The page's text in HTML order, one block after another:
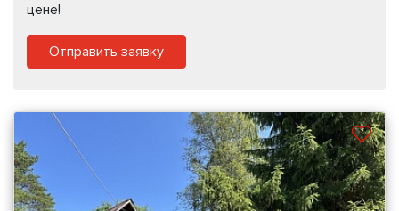
цене!
Отправить заявку